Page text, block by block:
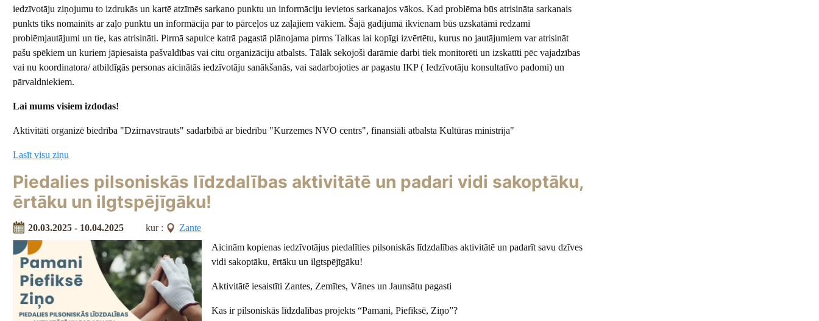
iedzīvotāju ziņojumu to izdrukās un kartē atzīmēs sarkano punktu un informāciju ievietos sarkanajos vākos. Kad problēma būs atrisināta sarkanais
punkts tiks nomainīts ar zaļo punktu un informācija par to pārceļos uz zaļajiem vākiem. Šajā gadījumā ikvienam būs uzskatāmi redzami
problēmjautājumi un tie, kas atrisināti. Pirmā sapulce katrā pagastā plānojama pirms Talkas lai kopīgi izvērtētu, kurus no jautājumiem var atrisināt
pašu spēkiem un kuriem jāpiesaista pašvaldības vai citu organizāciju atbalsts. Tālāk sekojoši darāmie darbi tiek monitorēti un izskatīti pēc vajadzības
vai nu koordinatora/ atbildīgās personas aicinātās iedzīvotāju sanākšanās, vai sadarbojoties ar pagastu IKP ( Iedzīvotāju konsultatīvo padomi) un
pārvaldniekiem.
Lai mums visiem izdodas!
Aktivitāti organizē biedrība "Dzirnavstrauts" sadarbībā ar biedrību "Kurzemes NVO centrs", finansiāli atbalsta Kultūras ministrija"
Lasīt visu ziņu
Piedalies pilsoniskās līdzdalības aktivitātē un padari vidi sakoptāku,
ērtāku un ilgtspējīgāku!
20.03.2025 - 10.04.2025 kur :
Zante
Aicinām kopienas iedzīvotājus piedalīties pilsoniskās līdzdalības aktivitātē un padarīt savu dzīves
vidi sakoptāku, ērtāku un ilgtspējīgāku!
Aktivitātē iesaistīti Zantes, Zemītes, Vānes un Jaunsātu pagasti
Kas ir pilsoniskās līdzdalības projekts “Pamani, Piefiksē, Ziņo”?